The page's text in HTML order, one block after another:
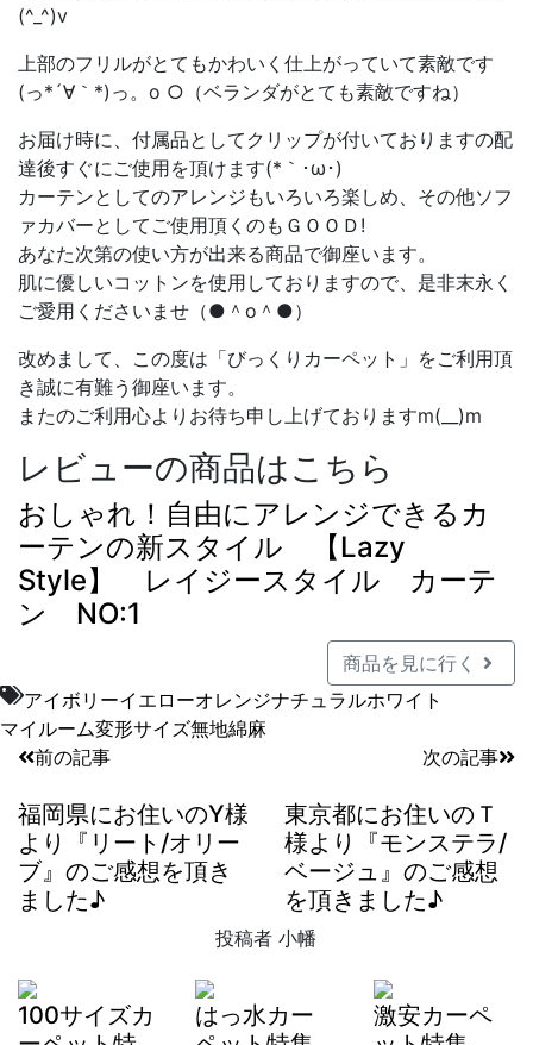
(^_^)v
上部のフリルがとてもかわいく仕上がっていて素敵です
(っ*´∀｀*)っ。o ○（ベランダがとても素敵ですね）
お届け時に、付属品としてクリップが付いておりますの配
達後すぐにご使用を頂けます(*｀･ω･)ゞ
カーテンとしてのアレンジもいろいろ楽しめ、その他ソフ
ァカバーとしてご使用頂くのもＧＯＯＤ!
あなた次第の使い方が出来る商品で御座います。
肌に優しいコットンを使用しておりますので、是非末永く
ご愛用くださいませ（●＾o＾●）
改めまして、この度は「びっくりカーペット」をご利用頂
き誠に有難う御座います。
またのご利用心よりお待ち申し上げておりますm(__)m
レビューの商品はこちら
おしゃれ！自由にアレンジできるカ
ーテンの新スタイル 【Lazy
Style】 レイジースタイル カーテ
ン NO:1
商品を見に行く
アイボリーイエローオレンジナチュラルホワイト
マイルーム変形サイズ無地綿麻
前の記事
福岡県にお住いのY様
より『リート/オリー
ブ』のご感想を頂き
ました♪
次の記事
東京都にお住いのＴ
様より『モンステラ/
ベージュ』のご感想
を頂きました♪
投稿者小幡
100サイズカ
はっ水カー
激安カーペ